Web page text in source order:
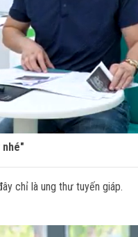
nhé"
chỉ là ung thư tuyến giáp.